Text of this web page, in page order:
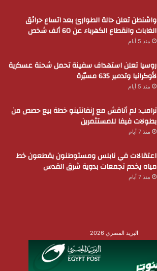
واشنطن تعلن حالة الطوارئ بعد اتساع حرائق
الغابات وانقطاع الكهرباء عن 60 ألف شخص
منذ 5 أيام
روسيا تعلن استهداف سفينة تحمل شحنة عسكرية
لأوكرانيا وتدمير 635 مسيّرة
منذ 5 أيام
ترامب: لم أناقش مع إنفانتينو خطة بيع حصص من
بطولات فيفا للمستثمرين
منذ 7 أيام
اعتقالات في نابلس ومستوطنون يقطعون خط
مياه يخدم تجمعات بدوية شرق القدس
منذ 7 أيام
البريد المصري 2026